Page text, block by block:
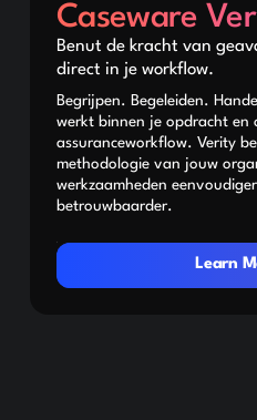
Caseware
Benut de kracht van
direct in je workflow.
Begrijpen. Begeleiden.
werkt binnen je opdracht en
assuranceworkflow. Verity
methodologie van jouw
werkzaamheden
betrouwbaarder.
Learn
Learn More